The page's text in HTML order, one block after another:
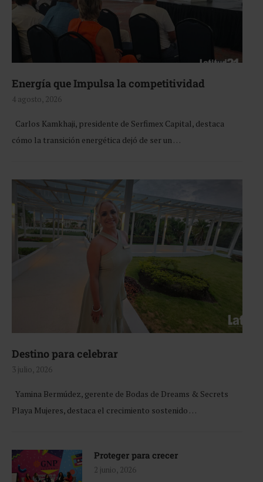
Energía que Impulsa la competitividad
4 agosto, 2026
Carlos Kamkhaji, presidente de Serfimex Capital, destaca
cómo la transición energética dejó de ser un …
Destino para celebrar
3 julio, 2026
Yamina Bermúdez, gerente de Bodas de Dreams & Secrets
Playa Mujeres, destaca el crecimiento sostenido …
Proteger para crecer
2 junio, 2026